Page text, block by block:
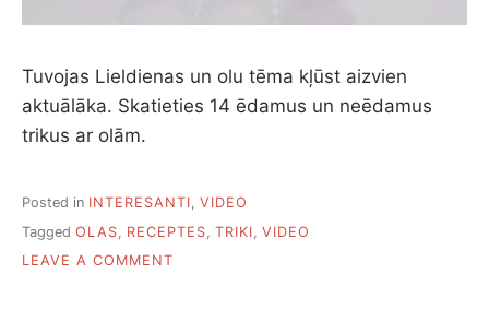
Tuvojas Lieldienas un olu tēma kļūst aizvien
aktuālāka. Skatieties 14 ēdamus un neēdamus
trikus ar olām.
Posted in INTERESANTI, VIDEO
Tagged OLAS RECEPTES TRIKI VIDEO
LEAVE A COMMENT